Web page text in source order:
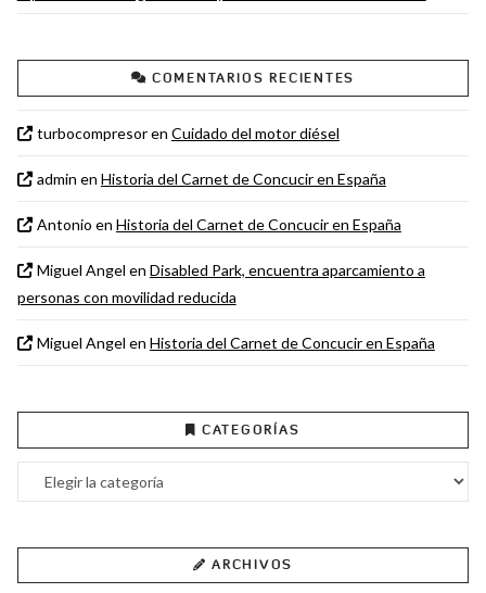
COMENTARIOS RECIENTES
turbocompresoren Cuidado del motor diésel
admin en Historia del Carnet de Concucir en España
Antonio en Historia del Carnet de Concucir en España
Miguel Angel en Disabled Park, encuentra aparcamiento a
personas con movilidad reducida
Miguel Angel en Historia del Carnet de Concucir en España
CATEGORÍAS
Categorías
ARCHIVOS